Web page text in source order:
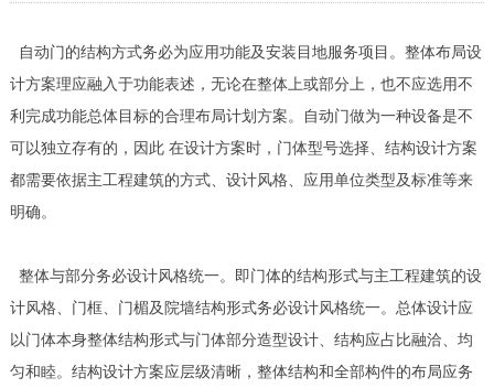
自动门的结构方式务必为应用功能及安装目地服务项目。整体布局设
计方案理应融入于功能表述，无论在整体上或部分上，也不应选用不
利完成功能总体目标的合理布局计划方案。自动门做为一种设备是不
可以独立存有的，因此 在设计方案时，门体型号选择、结构设计方案
都需要依据主工程建筑的方式、设计风格、应用单位类型及标准等来
明确。
整体与部分务必设计风格统一。即门体的结构形式与主工程建筑的设
计风格、门框、门楣及院墙结构形式务必设计风格统一。总体设计应
以门体本身整体结构形式与门体部分造型设计、结构应占比融洽、均
匀和睦。结构设计方案应层级清晰，整体结构和全部构件的布局应务